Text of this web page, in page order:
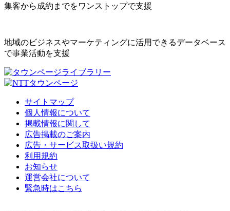
集客から成約までをワンストップで支援
地域のビジネスやマーケティングに活用できるデータベース
で事業活動を支援
サイトマップ
個人情報について
掲載情報に関して
広告掲載のご案内
広告・サービス取扱い規約
利用規約
お知らせ
運営会社について
緊急時はこちら